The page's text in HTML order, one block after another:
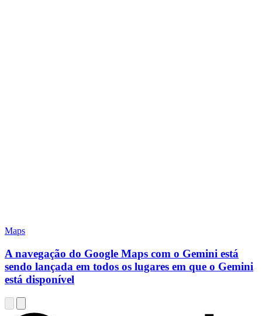
Maps
A navegação do Google Maps com o Gemini está
sendo lançada em todos os lugares em que o Gemini
está disponível